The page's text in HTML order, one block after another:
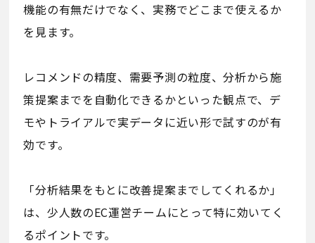
機能の有無だけでなく、実務でどこまで使えるか
を見ます。
レコメンドの精度、需要予測の粒度、分析から施
策提案までを自動化できるかといった観点で、デ
モやトライアルで実データに近い形で試すのが有
効です。
「分析結果をもとに改善提案までしてくれるか」
は、少人数のEC運営チームにとって特に効いてく
るポイントです。